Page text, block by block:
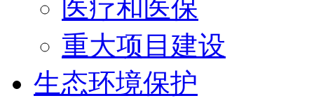
医疗和医保
重大项目建设
生态环境保护